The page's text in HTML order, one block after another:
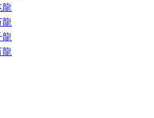
龍
龍
龍
龍